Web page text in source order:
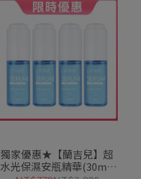
獨家優惠★【蘭吉兒】超
水光保濕安瓶精華(30ml/